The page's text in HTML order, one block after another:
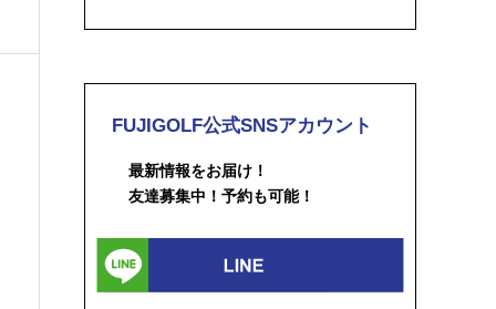
FUJIGOLF公式SNSアカウント
最新情報をお届け！
友達募集中！予約も可能！